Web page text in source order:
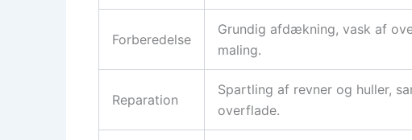
Forberedelse
Grundig afdækning, vask af
maling.
Reparation
Spartling af revner og huller,
overflade.